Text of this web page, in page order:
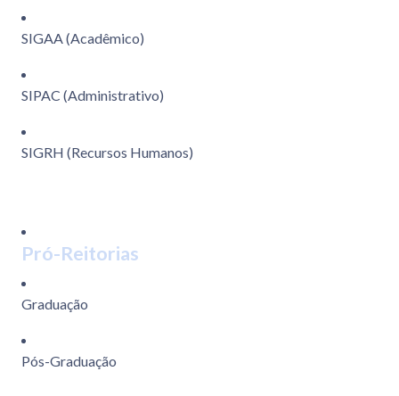
SIGAA (Acadêmico)
SIPAC (Administrativo)
SIGRH (Recursos Humanos)
Pró-Reitorias
Graduação
Pós-Graduação